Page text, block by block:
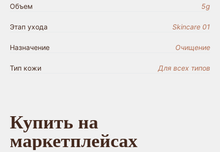
Объем 5g
Этап ухода Skincare 01
Назначение Очищение
Тип кожи Для всех типов
Купить на
маркетплейсах